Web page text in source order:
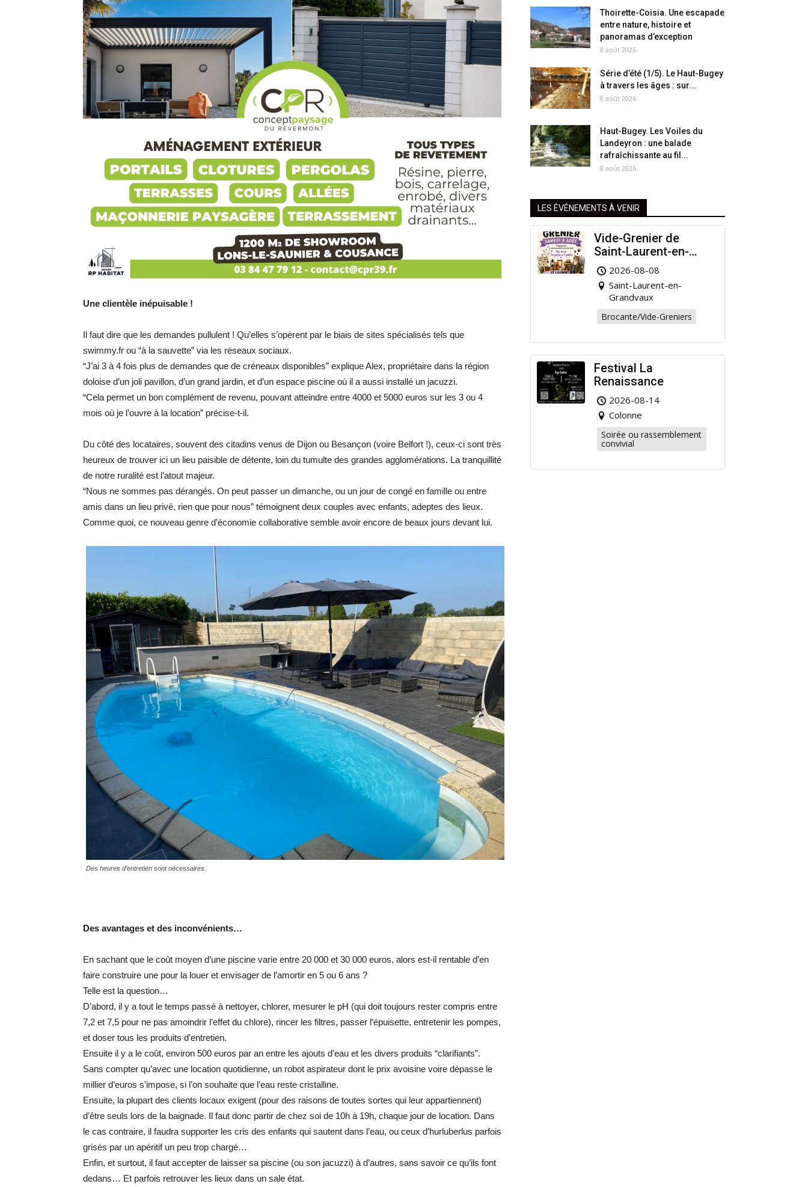
Une clientèle inépuisable !
Il faut dire que les demandes pullulent ! Qu’elles s’opèrent par le biais de sites spécialisés tels que
swimmy.fr ou “à la sauvette” via les réseaux sociaux.
“J’ai 3 à 4 fois plus de demandes que de créneaux disponibles” explique Alex, propriétaire dans la région
doloise d’un joli pavillon, d’un grand jardin, et d’un espace piscine où il a aussi installé un jacuzzi.
“Cela permet un bon complément de revenu, pouvant atteindre entre 4000 et 5000 euros sur les 3 ou 4
mois où je l’ouvre à la location” précise-t-il.
Du côté des locataires, souvent des citadins venus de Dijon ou Besançon (voire Belfort !), ceux-ci sont très
heureux de trouver ici un lieu paisible de détente, loin du tumulte des grandes agglomérations. La tranquillité
de notre ruralité est l’atout majeur.
“Nous ne sommes pas dérangés. On peut passer un dimanche, ou un jour de congé en famille ou entre
amis dans un lieu privé, rien que pour nous” témoignent deux couples avec enfants, adeptes des lieux.
Comme quoi, ce nouveau genre d’économie collaborative semble avoir encore de beaux jours devant lui.
Des heures d’entretien sont nécessaires.
Des avantages et des inconvénients…
En sachant que le coût moyen d’une piscine varie entre 20 000 et 30 000 euros, alors est-il rentable d’en
faire construire une pour la louer et envisager de l’amortir en 5 ou 6 ans ?
Telle est la question…
D’abord, il y a tout le temps passé à nettoyer, chlorer, mesurer le pH (qui doit toujours rester compris entre
7,2 et 7,5 pour ne pas amoindrir l’effet du chlore), rincer les filtres, passer l’épuisette, entretenir les pompes,
et doser tous les produits d’entretien.
Ensuite il y a le coût, environ 500 euros par an entre les ajouts d’eau et les divers produits “clarifiants”.
Sans compter qu’avec une location quotidienne, un robot aspirateur dont le prix avoisine voire dépasse le
millier d’euros s’impose, si l’on souhaite que l’eau reste cristalline.
Ensuite, la plupart des clients locaux exigent (pour des raisons de toutes sortes qui leur appartiennent)
d’être seuls lors de la baignade. Il faut donc partir de chez soi de 10h à 19h, chaque jour de location. Dans
le cas contraire, il faudra supporter les cris des enfants qui sautent dans l’eau, ou ceux d’hurluberlus parfois
grisés par un apéritif un peu trop chargé…
Enfin, et surtout, il faut accepter de laisser sa piscine (ou son jacuzzi) à d’autres, sans savoir ce qu’ils font
dedans… Et parfois retrouver les lieux dans un sale état.
Thoirette-Coisia. Une escapade
entre nature, histoire et
panoramas d’exception
8 août 2026
Série d’été (1/5). Le Haut-Bugey
à travers les âges : sur...
8 août 2026
Haut-Bugey. Les Voiles du
Landeyron : une balade
rafraîchissante au fil...
8 août 2026
LES ÉVÉNEMENTS À VENIR
Vide-Grenier de
Saint-Laurent-en-
Grandvaux : Venez
chiner pour la bonne
cause !
2026-08-08
Saint-Laurent-en-
Grandvaux
Brocante/Vide-Greniers
Festival La
Renaissance
2026-08-14
Colonne
Soirée ou rassemblement
convivial